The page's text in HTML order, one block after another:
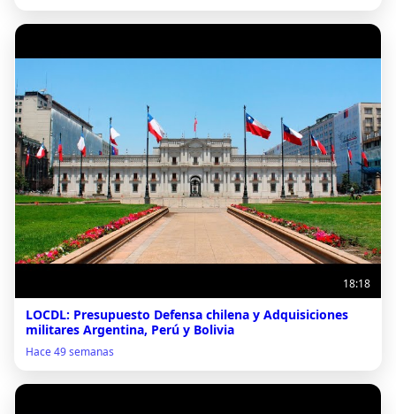
18:18
LOCDL: Presupuesto Defensa chilena y Adquisiciones
militares Argentina, Perú y Bolivia
Hace 49 semanas